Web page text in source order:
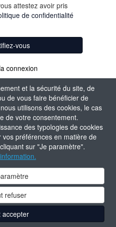
et la sécurité du site, de
de vous faire bénéficier de
utilisons des cookies, le cas
de votre consentement.
des typologies de cookies
préférences en matière de
sur "Je paramètre".
refuser
accepter
attestez avoir pris
de confidentialité
vous
connexion